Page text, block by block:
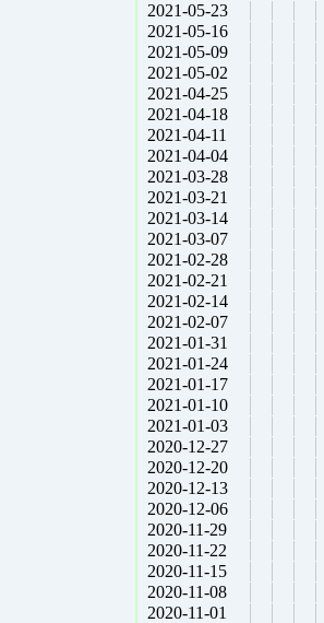
2021-05-23
2021-05-16
2021-05-09
2021-05-02
2021-04-25
2021-04-18
2021-04-11
2021-04-04
2021-03-28
2021-03-21
2021-03-14
2021-03-07
2021-02-28
2021-02-21
2021-02-14
2021-02-07
2021-01-31
2021-01-24
2021-01-17
2021-01-10
2021-01-03
2020-12-27
2020-12-20
2020-12-13
2020-12-06
2020-11-29
2020-11-22
2020-11-15
2020-11-08
2020-11-01